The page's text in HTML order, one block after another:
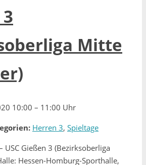
Mitte
10:00 – 11:00 Uhr
Herren 3, Spieltage
USC Gießen 3 (Bezirksoberliga
Hessen-Homburg-Sporthalle,